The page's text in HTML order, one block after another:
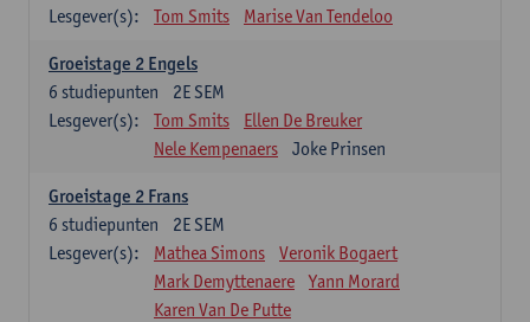
Lesgever(s):
Tom Smits Marise Van Tendeloo
Groeistage 2 Engels
2E SEM
6 studiepunten
Lesgever(s):
Tom Smits
Ellen De Breuker
Nele Kempenaers
Joke Prinsen
Groeistage 2 Frans
2E SEM
6 studiepunten
Lesgever(s):
Mathea Simons
Veronik Bogaert
Mark Demyttenaere
Yann Morard
Karen Van De Putte